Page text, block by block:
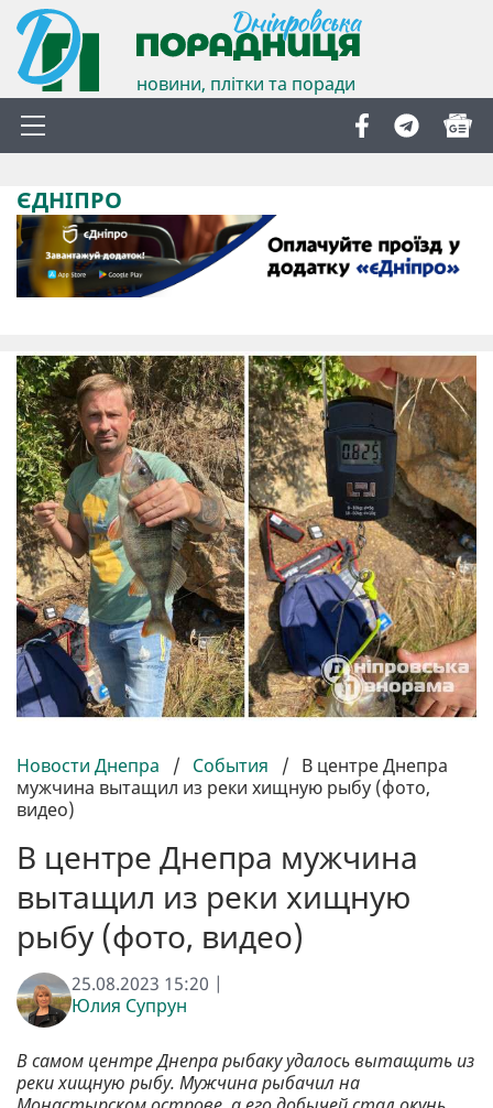
новини, плітки та поради
ЄДНІПРО
Новости Днепра / События / В центре Днепра
мужчина вытащил из реки хищную рыбу (фото,
видео)
В центре Днепра мужчина
вытащил из реки хищную
рыбу (фото, видео)
25.08.2023 15:20 |
Юлия Супрун
В самом центре Днепра рыбаку удалось вытащить из
реки хищную рыбу. Мужчина рыбачил на